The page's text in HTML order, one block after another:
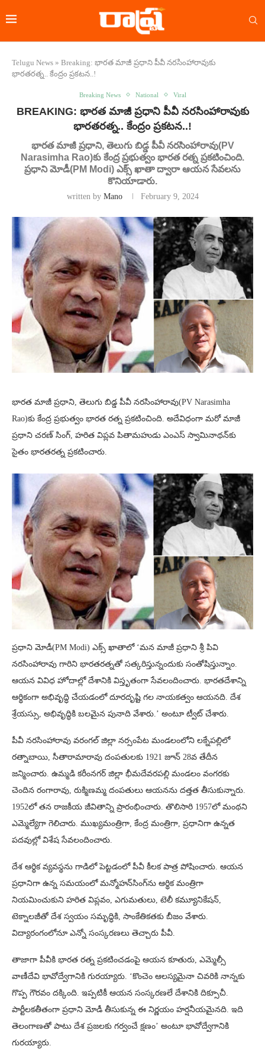
Telugu News » Breaking: భారత మాజీ ప్రధాని పీవీ నరసింహారావుకు
భారతరత్న.. కేంద్రం ప్రకటన..!
Breaking News National Viral
BREAKING: భారత మాజీ ప్రధాని పీవీ నరసింహారావుకు
భారతరత్న.. కేంద్రం ప్రకటన..!
భారత మాజీ ప్రధాని, తెలుగు బిడ్డ పీవీ నరసింహారావు(PV
Narasimha Rao)కు కేంద్ర ప్రభుత్వం భారత రత్న ప్రకటించింది.
ప్రధాని మోడీ(PM Modi) ఎక్స్‌ ఖాతా ద్వారా ఆయన సేవలను
కొనియాడారు.
written by Mano February 9, 2024
భారత మాజీ ప్రధాని, తెలుగు బిడ్డ పీవీ నరసింహారావు(PV Narasimha
Rao)కు కేంద్ర ప్రభుత్వం భారత రత్న ప్రకటించింది. అదేవిధంగా మరో మాజీ
ప్రధాని చరణ్ సింగ్, హరిత విప్లవ పితామహుడు ఎంఎస్ స్వామినాథన్‌కు
సైతం భారతరత్న ప్రకటించారు.
ప్రధాని మోడీ(PM Modi) ఎక్స్‌ ఖాతాలో ‘మన మాజీ ప్రధాని శ్రీ పివి
నరసింహారావు గారిని భారతరత్నతో సత్కరిస్తున్నందుకు సంతోషిస్తున్నాం.
ఆయన వివిధ హోదాల్లో దేశానికి విస్తృతంగా సేవలందించారు. భారతదేశాన్ని
ఆర్థికంగా అభివృద్ధి చేయడంలో దూరదృష్టి గల నాయకత్వం ఆయనది. దేశ
శ్రేయస్సు, అభివృద్ధికి బలమైన పునాది వేశారు.’ అంటూ ట్వీట్ చేశారు.
పీవీ నరసింహారావు వరంగల్ జిల్లా నర్సంపేట మండలంలోని లక్నేపల్లిలో
రత్నాబాయి, సీతారామారావు దంపతులకు 1921 జూన్ 28వ తేదీన
జన్మించారు. ఉమ్మడి కరీంనగర్ జిల్లా భీమదేవరపల్లి మండలం వంగరకు
చెందిన రంగారావు, రుక్మిణమ్మ దంపతులు ఆయనను దత్తత తీసుకున్నారు.
1952లో తన రాజకీయ జీవితాన్ని ప్రారంభించారు. తొలిసారి 1957లో మంథని
ఎమ్మెల్యేగా గెలిచారు. ముఖ్యమంత్రిగా, కేంద్ర మంత్రిగా, ప్రధానిగా ఉన్నత
పదవుల్లో విశేష సేవలందించారు.
దేశ ఆర్థిక వ్యవస్థను గాడిలో పెట్టడంలో పీవీ కీలక పాత్ర పోషించారు. ఆయన
ప్రధానిగా ఉన్న సమయంలో మన్మోహన్‌సింగ్‌ను ఆర్థిక మంత్రిగా
నియమించుకుని హరిత విప్లవం, ఎగుమతులు, టెలీ కమ్యూనికేషన్,
టెక్నాలజీతో దేశ స్వయం సమృద్ధికి, సాంకేతికతకు బీజం వేశారు.
విద్యారంగంలోనూ ఎన్నో సంస్కరణలు తెచ్చారు పీవీ.
తాజాగా పీవీకి భారత రత్న ప్రకటించడంపై ఆయన కూతురు, ఎమ్మెల్సీ
వాణీదేవి భావోద్వేగానికి గురయ్యారు. ‘కొంచెం ఆలస్యమైనా చివరికి నాన్నకు
గొప్ప గౌరవం దక్కింది. ఇప్పటికీ ఆయన సంస్కరణలే దేశానికి దిక్సూచీ.
పార్టీలకతీతంగా ప్రధాని మోడీ తీసుకున్న ఈ నిర్ణయం హర్షనీయమైనది. ఇది
తెలంగాణతో పాటు దేశ ప్రజలకు గర్వంచే క్షణం’ అంటూ భావోద్వేగానికి
గురయ్యారు.